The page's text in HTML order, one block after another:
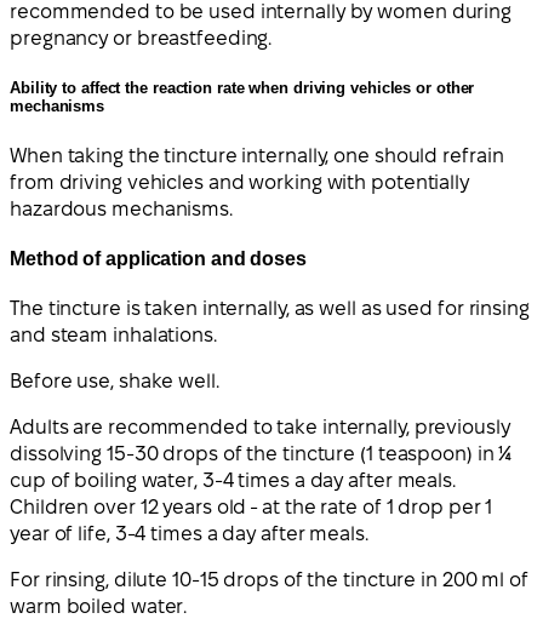
recommended to be used internally by women during
pregnancy or breastfeeding.
Ability to affect the reaction rate when driving vehicles or other
mechanisms
When taking the tincture internally, one should refrain
from driving vehicles and working with potentially
hazardous mechanisms.
Method of application and doses
The tincture is taken internally, as well as used for rinsing
and steam inhalations.
Before use, shake well.
Adults are recommended to take internally, previously
dissolving 15-30 drops of the tincture (1 teaspoon) in ¼
cup of boiling water, 3-4 times a day after meals.
Children over 12 years old - at the rate of 1 drop per 1
year of life, 3-4 times a day after meals.
For rinsing, dilute 10-15 drops of the tincture in 200 ml of
warm boiled water.